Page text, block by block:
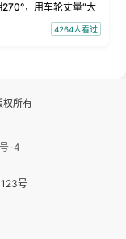
，用车轮丈量“大
滴眼泪”的极致蔚蓝，
海与深邃湖水在转弯
4264人看过
权所有
-4
号